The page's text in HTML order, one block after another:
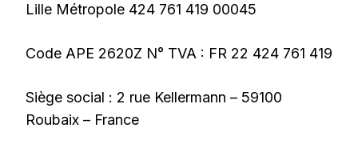
Lille Métropole 424 761 419 00045
Code APE 2620Z N° TVA : FR 22 424 761 419
Siège social : 2 rue Kellermann – 59100
Roubaix – France